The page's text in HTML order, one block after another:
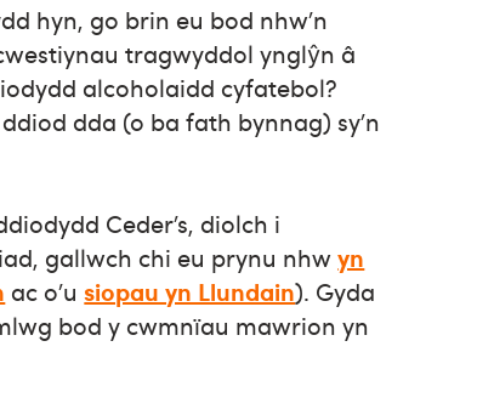
hyn, go brin eu bod nhw’n
tragwyddol ynglŷn â
alcoholaidd cyfatebol?
dda (o ba fath bynnag) sy’n
Ceder’s, diolch i
gallwch chi eu prynu nhwyn
ac o’usiopau yn Llundain). Gyda
bod y cwmnïau mawrion yn